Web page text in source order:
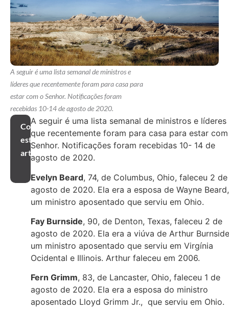
A seguir é uma lista semanal de ministros e
líderes que recentemente foram para casa para
estar com o Senhor. Notificações foram
recebidas 10-14 de agosto de 2020.
Compartilhar
este
artigo
A seguir é uma lista semanal de ministros e líderes
que recentemente foram para casa para estar
Senhor. Notificações foram recebidas 10- 14 de
agosto de 2020.
Evelyn Beard, 74, de Columbus, Ohio, faleceu 2 de
agosto de 2020. Ela era a esposa de Wayne Beard,
um ministro aposentado que serviu em Ohio.
Fay Burnside, 90, de Denton, Texas, faleceu 2 de
agosto de 2020. Ela era a viúva de Arthur
um ministro aposentado que serviu em Virgínia
Ocidental e Illinois. Arthur faleceu em 2006.
Fern Grimm, 83, de Lancaster, Ohio, faleceu 1 de
agosto de 2020. Ela era a esposa do ministro
aposentado Lloyd Grimm Jr., que serviu em Ohio.